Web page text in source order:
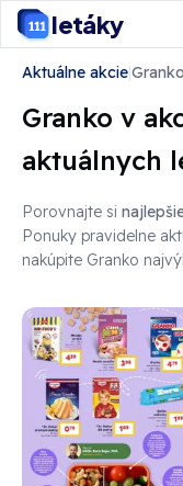
letáky
Aktuálne akcie|Granko
Granko v
aktuálnych
Porovnajte si
Ponuky pravidelne
nakúpite Granko